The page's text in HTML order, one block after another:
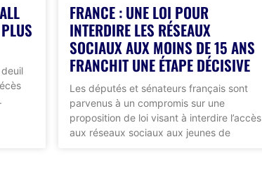
FRANCE : UNE LOI POUR
INTERDIRE LES RÉSEAUX
SOCIAUX AUX MOINS DE 15 ANS
FRANCHIT UNE ÉTAPE DÉCISIVE
Les députés et sénateurs français sont
parvenus à un compromis sur une
proposition de loi visant à interdire l’accès
aux réseaux sociaux aux jeunes de